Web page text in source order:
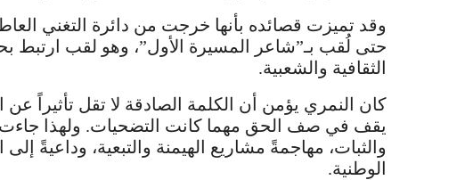
وقد تميزت قصائده بأنها خرجت من دائرة التغني
حتى لُقب بـ”شاعر المسيرة الأول”، وهو لقب ارتبط
الثقافية والشعبية.
كان النمري يؤمن أن الكلمة الصادقة لا تقل تأثيراً
يقف في صف الحق مهما كانت التضحيات. ولهذا جاءت
والثبات، مهاجمةً مشاريع الهيمنة والتبعية، وداعيةً إلى
الوطنية.